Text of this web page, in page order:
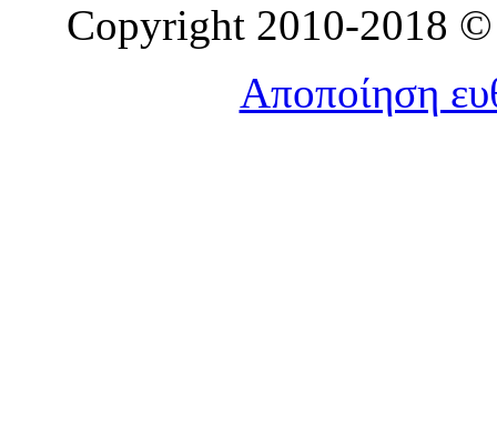
Copyright 2010-2018
Αποποίηση